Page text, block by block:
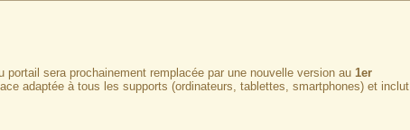
sera prochainement remplacée par une nouvelle version au 1er
adaptée à tous les supports (ordinateurs, tablettes, smartphones) et inclut